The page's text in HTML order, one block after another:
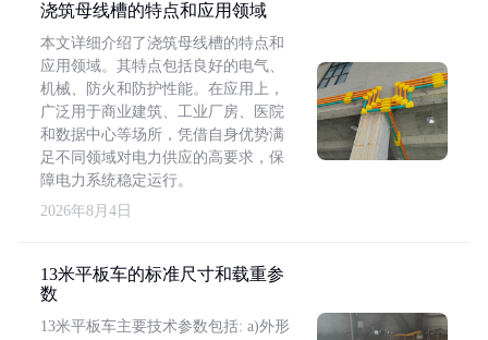
浇筑母线槽的特点和应用领域
本文详细介绍了浇筑母线槽的特点和
应用领域。其特点包括良好的电气、
机械、防火和防护性能。在应用上，
广泛用于商业建筑、工业厂房、医院
和数据中心等场所，凭借自身优势满
足不同领域对电力供应的高要求，保
障电力系统稳定运行。
2026年8月4日
13米平板车的标准尺寸和载重参
数
13米平板车主要技术参数包括: a)外形